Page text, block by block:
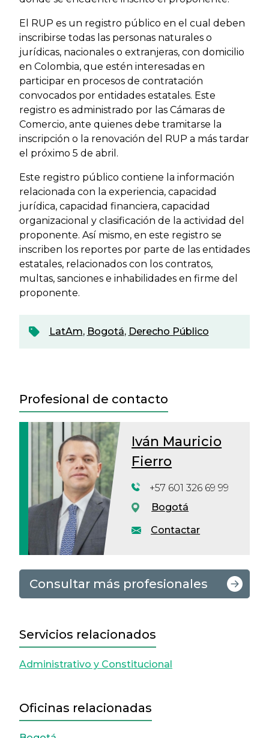
El RUP es un registro público en el cual deben
inscribirse todas las personas naturales o
jurídicas, nacionales o extranjeras, con domicilio
en Colombia, que estén interesadas en
participar en procesos de contratación
convocados por entidades estatales. Este
registro es administrado por las Cámaras de
Comercio, ante quienes debe tramitarse la
inscripción o la renovación del RUP a más tardar
el próximo 5 de abril.
Este registro público contiene la información
relacionada con la experiencia, capacidad
jurídica, capacidad financiera, capacidad
organizacional y clasificación de la actividad del
proponente. Así mismo, en este registro se
inscriben los reportes por parte de las entidades
estatales, relacionados con los contratos,
multas, sanciones e inhabilidades en firme del
proponente.
LatAm, Bogotá, Derecho Público
Profesional de contacto
Iván Mauricio
Fierro
Contactar
+57 601 326 69 99
Bogotá
Consultar más profesionales
Servicios relacionados
Administrativo y Constitucional
Oficinas relacionadas